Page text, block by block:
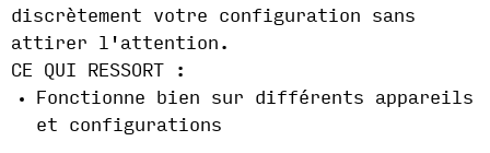
discrètement votre configuration sans
attirer l'attention.
CE QUI RESSORT :
Fonctionne bien sur différents appareils
et configurations